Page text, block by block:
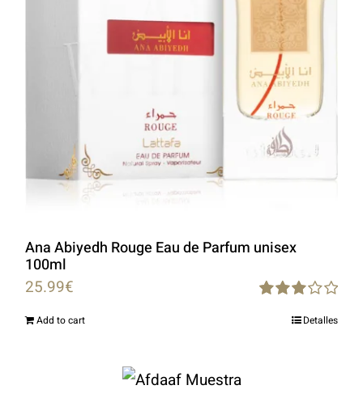
Ana Abiyedh Rouge Eau de Parfum unisex
100ml
25.99€
Add to cart Detalles